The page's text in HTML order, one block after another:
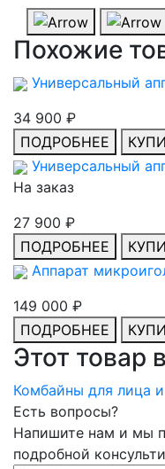
Похожие
Универсальный
34 900 ₽
ПОДРОБНЕЕ
Универсальный
На заказ
27 900 ₽
ПОДРОБНЕЕ
Аппарат
149 000 ₽
ПОДРОБНЕЕ
Этот товар
Комбайны для лица
Есть вопросы?
Напишите нам и мы
подробной